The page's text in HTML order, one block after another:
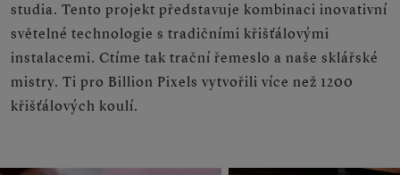
studia. Tento projekt představuje kombinaci inovativní
světelné technologie s tradičními křišťálovými
instalacemi. Ctíme tak trační řemeslo a naše sklářské
mistry. Ti pro Billion Pixels vytvořili více než 1200
křišťálových koulí.